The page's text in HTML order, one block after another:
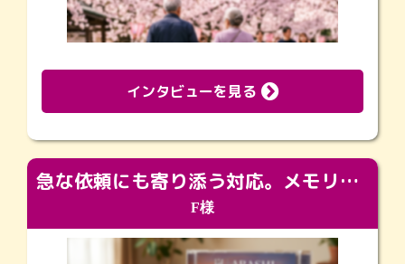
インタビューを見る
急な依頼にも寄り添う対応。メモリアルコーナーで振り返る大切な日々
F様